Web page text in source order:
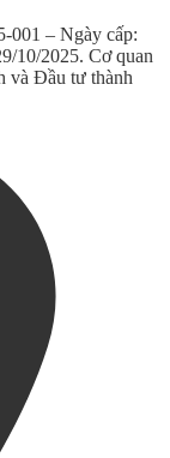
001 – Ngày cấp:
10/2025. Cơ quan
và Đầu tư thành